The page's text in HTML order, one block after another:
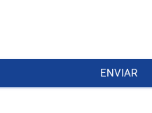
ENVIAR